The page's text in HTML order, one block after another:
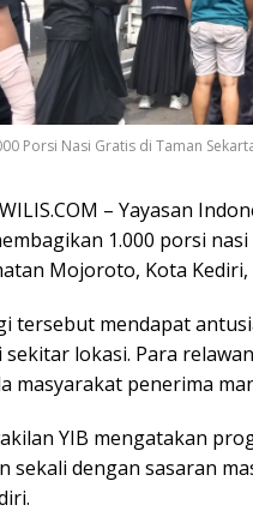
Porsi Nasi Gratis di Taman
– Yayasan
1.000 porsi
Mojoroto, Kota Kediri,
tersebut mendapat
lokasi. Para
masyarakat penerima
YIB mengatakan
sekali dengan sasaran